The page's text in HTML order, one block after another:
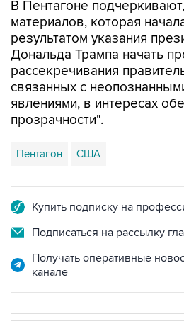
результатом указания
Дональда Трампа начать
рассекречивания
связанных с
явлениями, в интересах
прозрачности".
Пентагон США
Подписаться на рассылку
Получать оперативные